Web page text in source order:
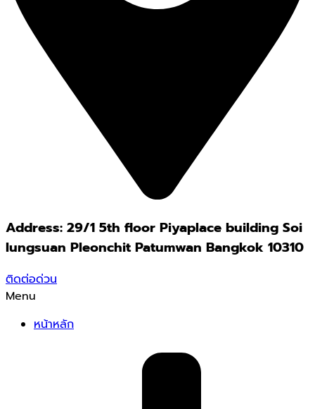
Address: 29/1 5th floor Piyaplace building Soi
lungsuan Pleonchit Patumwan Bangkok 10310
ติดต่อด่วน
Menu
หน้าหลัก